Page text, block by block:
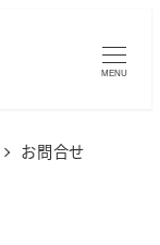
MENU
お問合せ